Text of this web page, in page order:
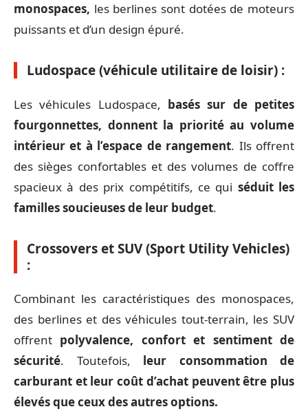
monospaces, les berlines sont dotées de moteurs
puissants et d’un design épuré.
Ludospace (véhicule utilitaire de loisir) :
Les véhicules Ludospace, basés sur de petites
fourgonnettes, donnent la priorité au volume
intérieur et à l’espace de rangement. Ils offrent
des sièges confortables et des volumes de coffre
spacieux à des prix compétitifs, ce qui séduit les
familles soucieuses de leur budget.
Crossovers et SUV (Sport Utility Vehicles)
:
Combinant les caractéristiques des monospaces,
des berlines et des véhicules tout-terrain, les SUV
offrent polyvalence, confort et sentiment de
sécurité. Toutefois, leur consommation de
carburant et leur coût d’achat peuvent être plus
élevés que ceux des autres options.